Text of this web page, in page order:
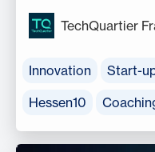
TechQuartier
Innovation Start-
Hessen10